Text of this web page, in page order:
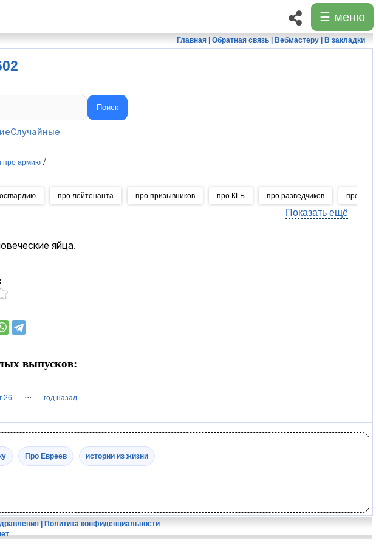
☰ меню
Главная| Обратная связь| Вебмастеру| В закладки
Поиск
Случайные
про армию /
про лейтенанта про призывников про КГБ про разведчиков про
Показать ещё
яйца.
выпусков:
26 ··· год назад
Про Евреев истории из жизни
| Политика конфиденциальности